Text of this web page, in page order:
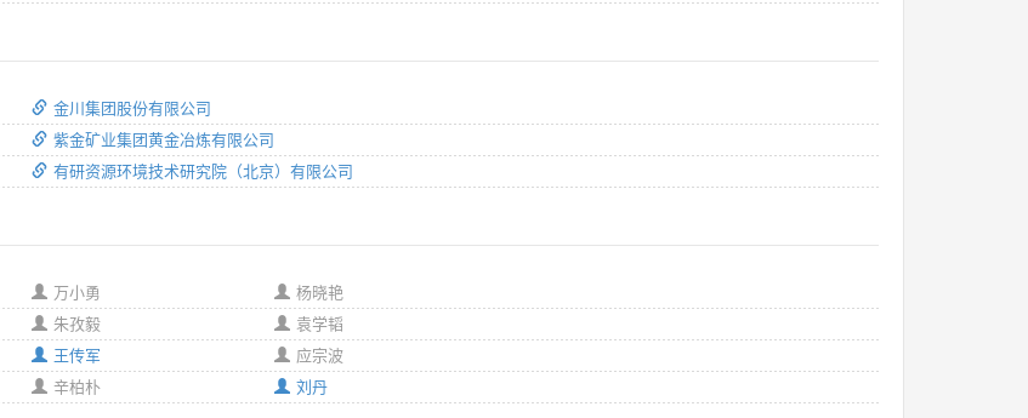
金川集团股份有限公司
紫金矿业集团黄金冶炼有限公司
有研资源环境技术研究院（北京）有限公司
万小勇
杨晓艳
朱孜毅
袁学韬
王传军
应宗波
辛柏朴
刘丹